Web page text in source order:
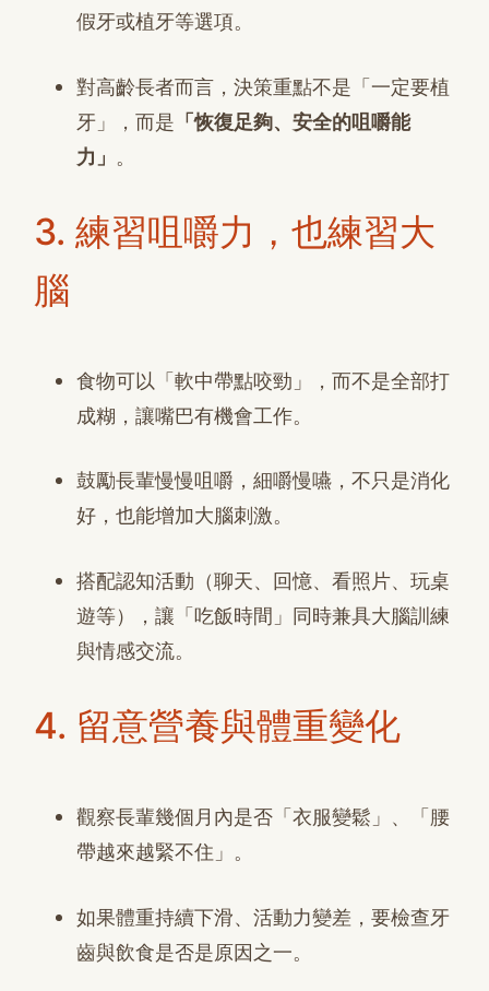
假牙或植牙等選項。
對高齡長者而言，決策重點不是「一定要植
牙」，而是 「恢復足夠、安全的咀嚼能
力」 。
3. 練習咀嚼力，也練習大
腦
食物可以「軟中帶點咬勁」，而不是全部打
成糊，讓嘴巴有機會工作。
鼓勵長輩慢慢咀嚼，細嚼慢嚥，不只是消化
好，也能增加大腦刺激。
搭配認知活動（聊天、回憶、看照片、玩桌
遊等），讓「吃飯時間」同時兼具大腦訓練
與情感交流。
4. 留意營養與體重變化
觀察長輩幾個月內是否「衣服變鬆」、「腰
帶越來越緊不住」。
如果體重持續下滑、活動力變差，要檢查牙
齒與飲食是否是原因之一。